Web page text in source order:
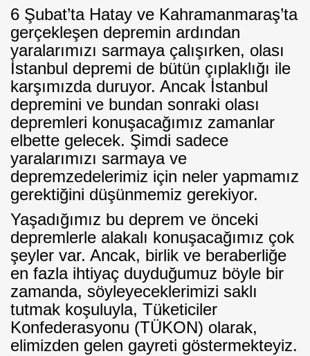
6 Şubat’ta Hatay ve Kahramanmaraş’ta
gerçekleşen depremin ardından
yaralarımızı sarmaya çalışırken, olası
İstanbul depremi de bütün çıplaklığı ile
karşımızda duruyor. Ancak İstanbul
depremini ve bundan sonraki olası
depremleri konuşacağımız zamanlar
elbette gelecek. Şimdi sadece
yaralarımızı sarmaya ve
depremzedelerimiz için neler yapmamız
gerektiğini düşünmemiz gerekiyor.
Yaşadığımız bu deprem ve önceki
depremlerle alakalı konuşacağımız çok
şeyler var. Ancak, birlik ve beraberliğe
en fazla ihtiyaç duyduğumuz böyle bir
zamanda, söyleyeceklerimizi saklı
tutmak koşuluyla, Tüketiciler
Konfederasyonu (TÜKON) olarak,
elimizden gelen gayreti göstermekteyiz.